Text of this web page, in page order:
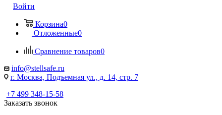
Войти
Корзина0
Отложенные0
Сравнение товаров0
info@stellsafe.ru
г. Москва, Подъемная ул., д. 14, стр. 7
+7 499 348-15-58
Заказать звонок